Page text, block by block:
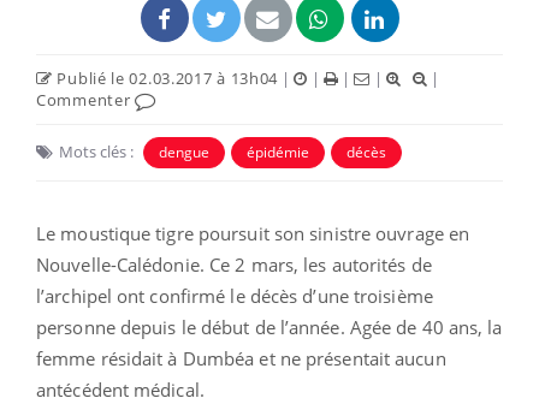
Publié le 02.03.2017 à 13h04 | | | |
|
Commenter
Mots clés : dengue épidémie décès
Le moustique tigre poursuit son sinistre ouvrage en
Nouvelle-Calédonie. Ce 2 mars, les autorités de
l’archipel ont confirmé le décès d’une troisième
personne depuis le début de l’année. Agée de 40 ans, la
femme résidait à Dumbéa et ne présentait aucun
antécédent médical.